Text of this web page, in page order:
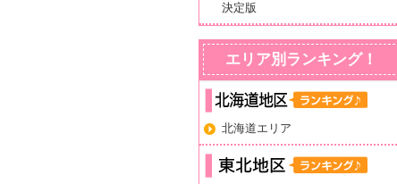
決定版
エリア別ランキング！
北海道エリア